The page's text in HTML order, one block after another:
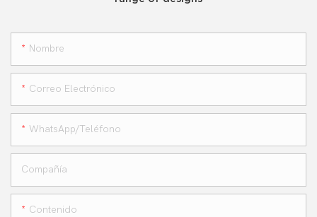
Nombre
Correo Electrónico
WhatsApp/teléfono
Compañía
Contenido